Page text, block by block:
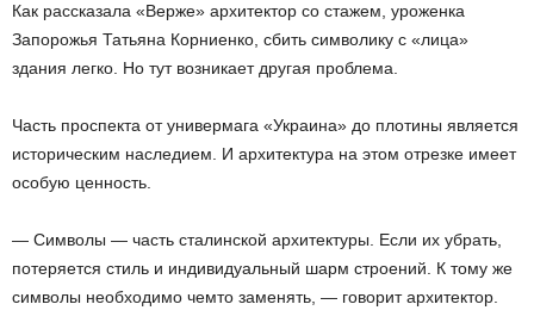
Как рассказала «Верже» архитектор со стажем, уроженка
Запорожья Татьяна Корниенко, сбить символику с «лица»
здания легко. Но тут возникает другая проблема.
Часть проспекта от универмага «Украина» до плотины является
историческим наследием. И архитектура на этом отрезке имеет
особую ценность.
— Символы — часть сталинской архитектуры. Если их убрать,
потеряется стиль и индивидуальный шарм строений. К тому же
символы необходимо чем­то заменять, — говорит архитектор.